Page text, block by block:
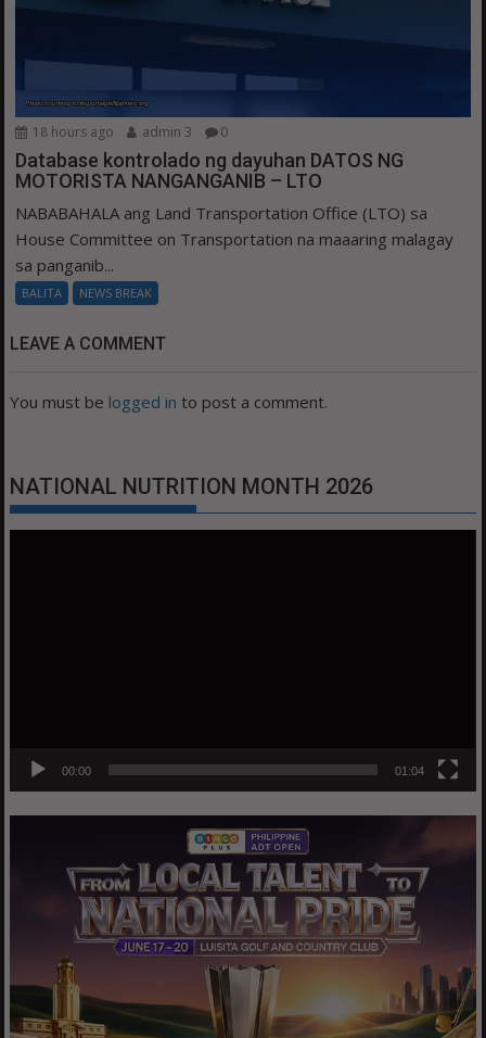
18 hours ago admin 3 0
Database kontrolado ng dayuhan DATOS NG
MOTORISTA NANGANGANIB – LTO
NABABAHALA ang Land Transportation Office (LTO) sa
House Committee on Transportation na maaaring malagay
sa panganib...
BALITA NEWS BREAK
LEAVE A COMMENT
You must be logged in to post a comment.
NATIONAL NUTRITION MONTH 2026
00:00 01:04